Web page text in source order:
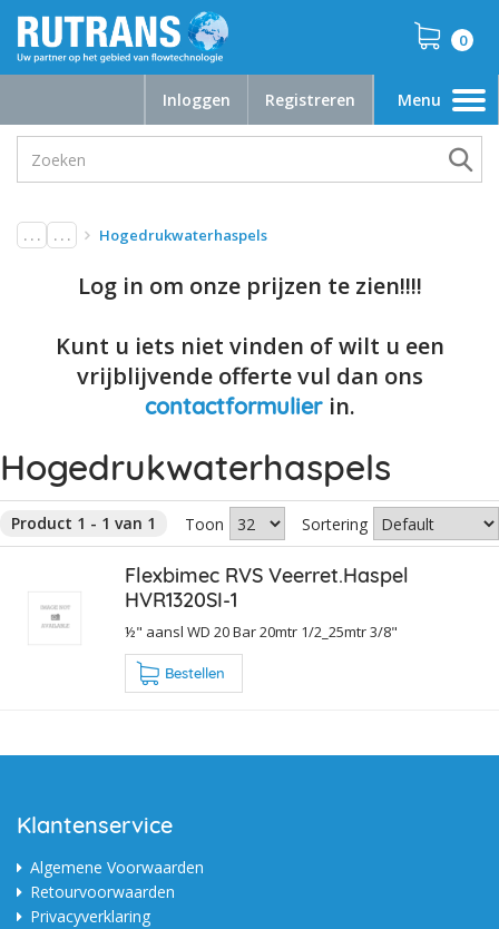
0
Inloggen Registreren
Toggle
navigation
Menu
. . . . . . Hogedrukwaterhaspels
Log in om onze prijzen te zien!!!!
Kunt u iets niet vinden of wilt u een
vrijblijvende offerte vul dan ons
contactformulier in.
Hogedrukwaterhaspels
Product 1 - 1 van 1 Toon Sortering
Flexbimec RVS Veerret.Haspel
HVR1320SI-1
½" aansl WD 20 Bar 20mtr 1/2_25mtr 3/8"
Bestellen
Klantenservice
Algemene Voorwaarden
Retourvoorwaarden
Privacyverklaring